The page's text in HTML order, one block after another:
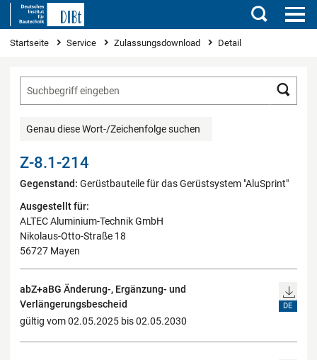
Suchen
Sie sind hier
Startseite Service Zulassungsdownload Detail
Genau diese Wort-/Zeichenfolge suchen
Z-8.1-214
Gegenstand: Gerüstbauteile für das Gerüstsystem "AluSprint"
Ausgestellt für:
ALTEC Aluminium-Technik GmbH
Nikolaus-Otto-Straße 18
56727 Mayen
abZ+aBG Änderung-, Ergänzung- und
Verlängerungsbescheid
gültig vom 02.05.2025 bis 02.05.2030
DE